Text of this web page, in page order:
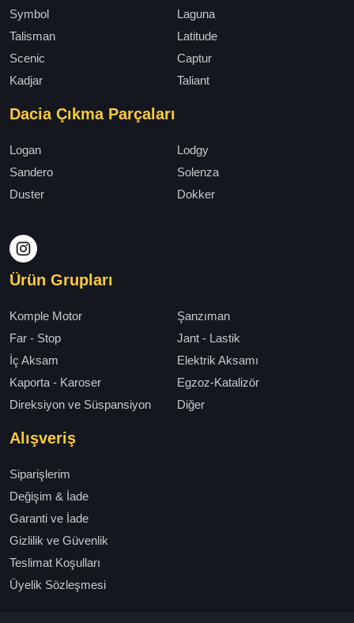
Symbol
Laguna
Talisman
Latitude
Scenic
Captur
Kadjar
Taliant
Dacia Çıkma Parçaları
Logan
Lodgy
Sandero
Solenza
Duster
Dokker
Ürün Grupları
Komple Motor
Şanzıman
Far - Stop
Jant - Lastik
İç Aksam
Elektrik Aksamı
Kaporta - Karoser
Egzoz-Katalizör
Direksiyon ve Süspansiyon
Diğer
Alışveriş
Siparişlerim
Değişim & İade
Garanti ve İade
Gizlilik ve Güvenlik
Teslimat Koşulları
Üyelik Sözleşmesi